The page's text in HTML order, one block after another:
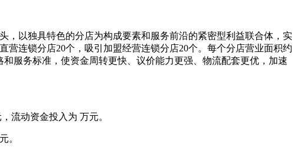
，以独具特色的分店为构成要素和服务前沿的紧密型利益联合体，实
营连锁分店20个，吸引加盟经营连锁分店20个。每个分店营业面积约
服务标准，使资金周转更快、议价能力更强、物流配套更优，加速
流动资金投入为 万元。
。